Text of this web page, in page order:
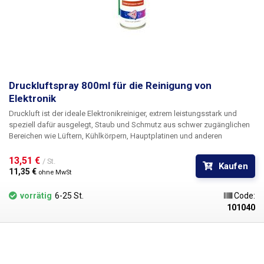
Druckluftspray 800ml für die Reinigung von
Elektronik
Druckluft ist der ideale Elektronikreiniger, extrem leistungsstark und
speziell dafür ausgelegt, Staub und Schmutz aus schwer zugänglichen
Bereichen wie Lüftern, Kühlkörpern, Hauptplatinen und anderen
Kameras und Camcordern, Objektiven und Tastaturen zu blasen. Da
diese Druckluft keine Luftfeuchtigkeit enthält, wie sie bei der
Luftkompression entsteht, eignet sie sich hervorragend zum Ausblasen
von Schmutz unter BGA-Chips. Kurz gesagt, er ist überall dort geeignet,
wo man bei der normalen Reinigung nicht hinkommt oder wo die Gefahr
Schlauchs kann die Luft auch die unzugänglichsten Stellen erreichen.
13,51 € / St.
11,35 € ohne MwSt
Kaufen
vorrätig 6-25 St.
Code:
101040